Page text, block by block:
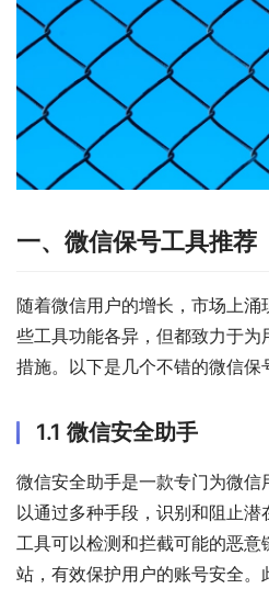
一、微信保号工具推荐
随着微信用户的增长，市场上
些工具功能各异，但都致力于
措施。以下是几个不错的微信保
1.1 微信安全助手
微信安全助手是一款专门为微
以通过多种手段，识别和阻止
工具可以检测和拦截可能的恶
站，有效保护用户的账号安全